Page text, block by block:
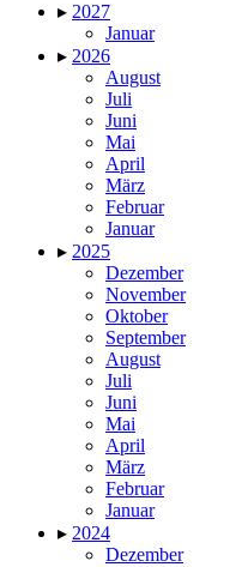
▸ 2027
Januar
▸ 2026
August
Juli
Juni
Mai
April
März
Februar
Januar
▸ 2025
Dezember
November
Oktober
September
August
Juli
Juni
Mai
April
März
Februar
Januar
▸ 2024
Dezember